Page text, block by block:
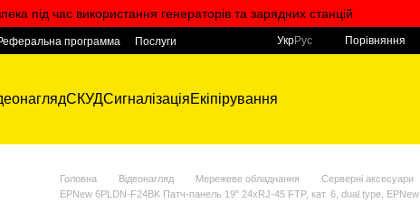
під час використання генераторів та зарядних станцій
программа
Послуги
УкрРус Порівняння
СКУДСигналізаціяЕкіпірування
Головна Відеонагляд Мережеве обладнання Серверні аксесуари
EPNew 6PLDN-F24BK Патч-панель 19" 24xRJ-45 FTP, кат. 6, dual type, EPNew